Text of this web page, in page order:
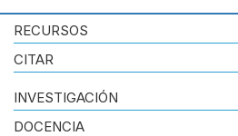
RECURSOS
CITAR
INVESTIGACIÓN
DOCENCIA